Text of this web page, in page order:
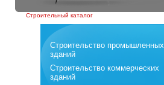
Строительство промышленных
зданий
Строительство коммерческих
зданий
Строительный каталог